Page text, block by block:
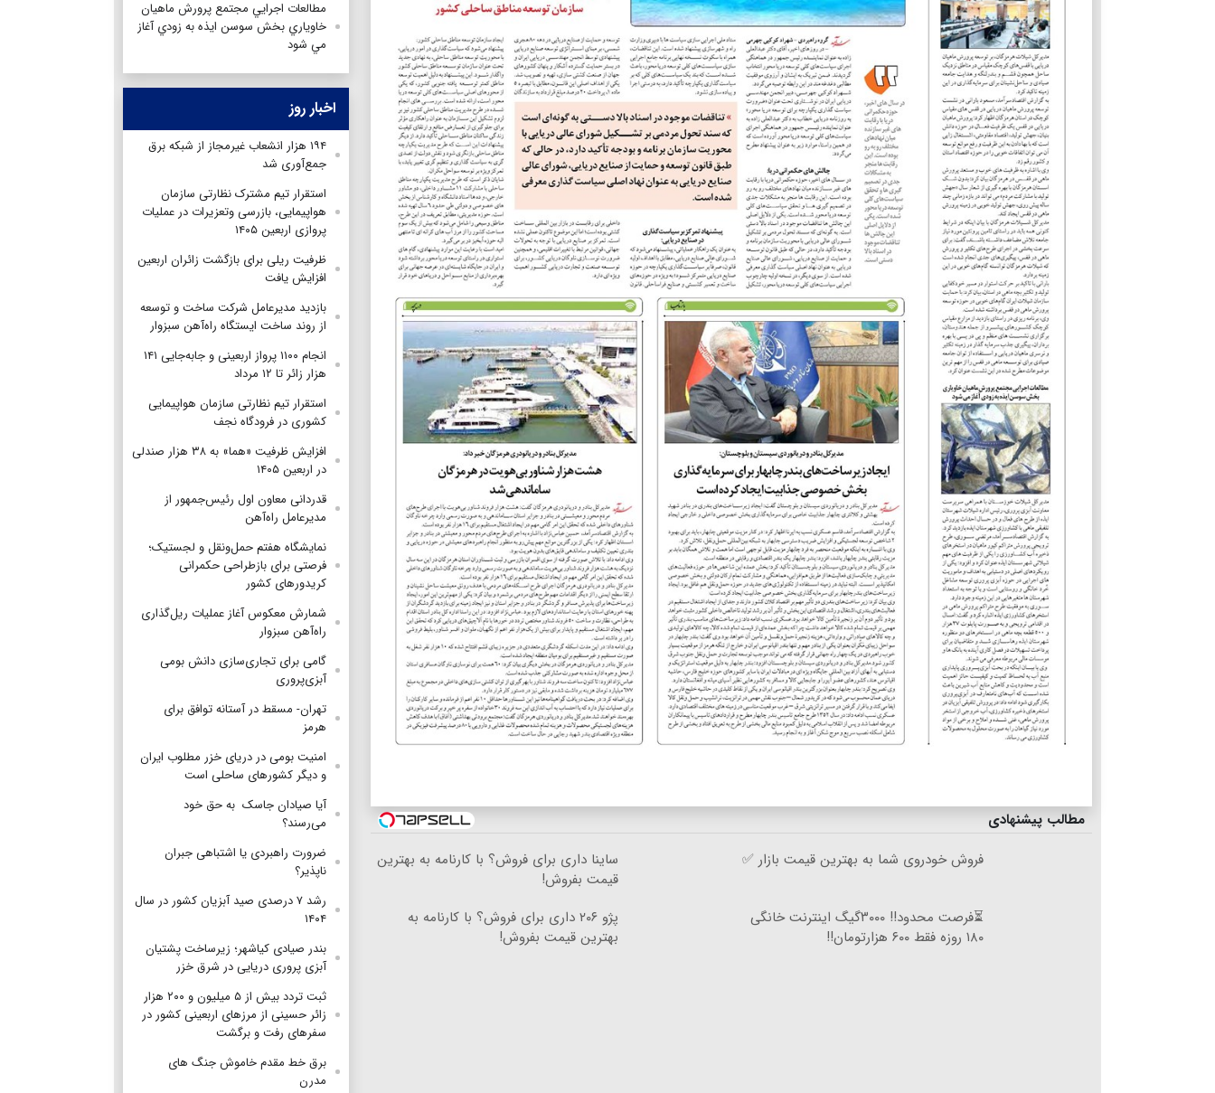
مطالب پیشنهادی
فروش خودروی شما به بهترین قیمت بازار ✅
ساینا داری برای فروش؟ با کارنامه به بهترین
قیمت بفروش!
⏳فرصت محدود!! ۳۰۰۰گیگ اینترنت خانگی
۱۸۰ روزه فقط ۶۰۰ هزارتومان!!
پژو ۲۰۶ داری برای فروش؟ با کارنامه به
بهترین قیمت بفروش!
مطالعات اجرايي مجتمع پرورش ماهيان
خاوياري بخش سوسن ايذه به زودي آغاز
مي شود
اخبار روز
۱۹۴ هزار انشعاب غیرمجاز از شبکه برق
جمع‌آوری شد
استقرار تیم مشترک نظارتی سازمان
هواپیمایی، بازرسی وتعزیرات در عملیات
پروازی اربعین ۱۴۰۵
ظرفیت ریلی برای بازگشت زائران اربعین
افزایش یافت
بازدید مدیرعامل شرکت ساخت و توسعه
از روند ساخت ایستگاه راه‌آهن سبزوار
انجام ۱۱۰۰ پرواز اربعینی و جابه‌جایی ۱۴۱
هزار زائر تا ۱۲ مرداد
استقرار تیم‌ نظارتی سازمان هواپیمایی
کشوری در فرودگاه نجف
افزایش ظرفیت «هما» به ۳۸ هزار صندلی
در اربعین ۱۴۰۵
قدردانی معاون اول رئیس‌جمهور از
مدیرعامل راه‌آهن
نمایشگاه هفتم حمل‌ونقل و لجستیک؛
فرصتی برای بازطراحی حکمرانی
کریدورهای کشور
شمارش معکوس آغاز عملیات ریل‌گذاری
راه‌آهن سبزوار
گامی برای تجاری‌سازی دانش بومی
آبزی‌پروری
تهران- مسقط در آستانه توافق برای
هرمز
امنیت بومی در دریای خزر مطلوب ایران
و دیگر کشورهای ساحلی است
آیا صیادان جاسک به حق خود
می‌رسند؟
ضرورت راهبردی یا اشتباهی جبران
ناپذیر؟
رشد ۷ درصدی صید آبزیان کشور در سال
۱۴۰۴
بندر صیادی کیاشهر؛ زیرساخت پشتیان
آبزی پروری دریایی در شرق خزر
ثبت تردد بیش از ۵ میلیون و ۲۰۰ هزار
زائر حسینی از مرزهای اربعینی کشور در
سفرهای رفت و برگشت
برق خط مقدم خاموش جنگ های
مدرن